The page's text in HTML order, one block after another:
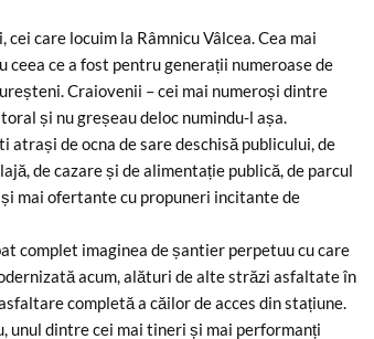
care locuim la Râmnicu Vâlcea. Cea mai
ce a fost pentru generații numeroase de
Craiovenii – cei mai numeroși dintre
și nu greșeau deloc numindu-l așa.
de ocna de sare deschisă publicului, de
de cazare și de alimentație publică, de parcul
mai ofertante cu propuneri incitante de
complet imaginea de șantier perpetuu cu care
acum, alături de alte străzi asfaltate în
completă a căilor de acces din stațiune.
unul dintre cei mai tineri și mai performanți